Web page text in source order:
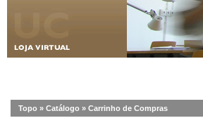
Topo » Catálogo » Carrinho de Compras